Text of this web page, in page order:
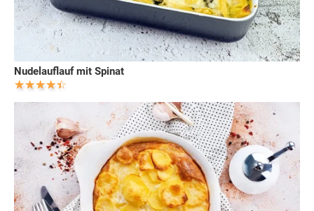
Nudelauflauf mit Spinat